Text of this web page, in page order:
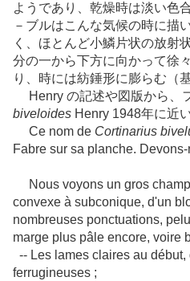
ようであり、乾燥時は淡い色
－ブルはこんな気候の時に描
く、ほとんど小鱗片状の放射
分の一から下方に向かって徐
り、時には紡錘形に膨らむ（
Henry の記述や図版から、
biveloides Henry 1948年に近
Ce nom de Cortinarius
Fabre sur sa planche.
Nous voyons un gros
convexe à subconique, d'un
nombreuses ponctuations,
marge plus pâle encore, voire
-- Les lames claires au
ferrugineuses ;